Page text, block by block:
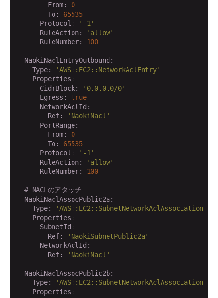
        From:
0
        To:
65535
      Protocol:
'-1'
      RuleAction:
'allow'
      RuleNumber:
100
  NaokiNaclEntryOutbound:
    Type:
'AWS::EC2::NetworkAclEntry'
    Properties:
      CidrBlock:
'0.0.0.0/0'
      Egress:
true
      NetworkAclId:
        Ref:
'NaokiNacl'
      PortRange:
        From:
0
        To:
65535
      Protocol:
'-1'
      RuleAction:
'allow'
      RuleNumber:
100
# NACLのアタッチ
  NaokiNaclAssocPublic2a:
    Type:
'AWS::EC2::SubnetNetworkAclAssociation'
    Properties:
      SubnetId:
        Ref:
'NaokiSubnetPublic2a'
      NetworkAclId:
        Ref:
'NaokiNacl'
  NaokiNaclAssocPublic2b:
    Type:
'AWS::EC2::SubnetNetworkAclAssociation'
    Properties: